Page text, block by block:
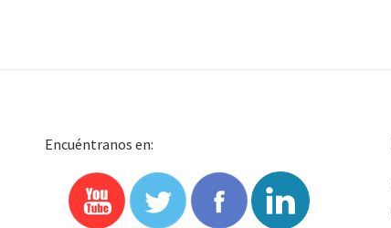
Encuéntranos en: